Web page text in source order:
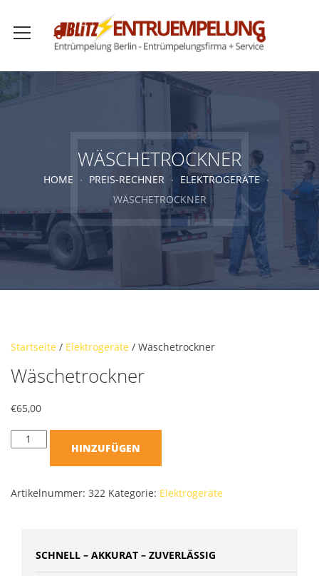
WÄSCHETROCKNER
HOME PREIS-RECHNER
ELEKTROGERÄTE
WÄSCHETROCKNER
Startseite / Elektrogeräte / Wäschetrockner
Wäschetrockner
€65,00
HINZUFÜGEN
Artikelnummer: 322 Kategorie: Elektrogeräte
SCHNELL – AKKURAT – ZUVERLÄSSIG